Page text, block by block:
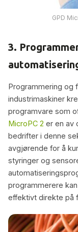
GPD
3.
Programmering og
industrimaskiner
programvare som
MicroPC 2 er en av
bedrifter i denne
avgjørende for å
styringer og
programmerere
effektivt direkte på